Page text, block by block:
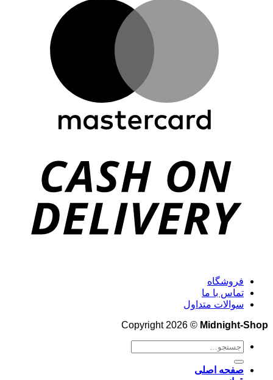
فروشگاه
تماس با ما
سوالات متداول
Copyright 2026 © Midnight-Shop
جستجو
صفحه اصلی